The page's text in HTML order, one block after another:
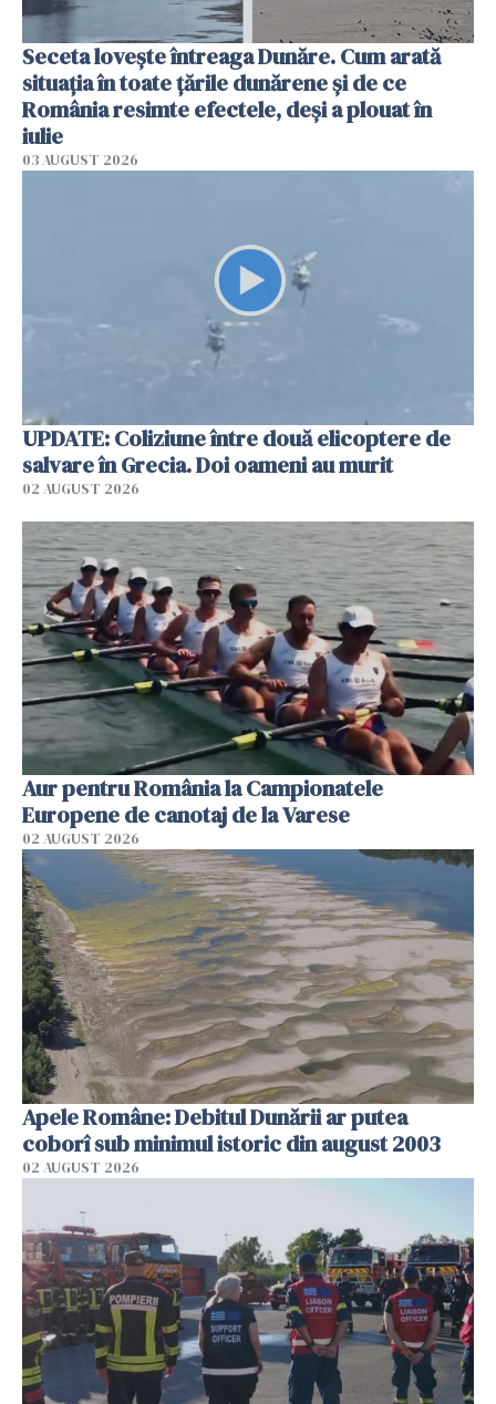
Seceta lovește întreaga Dunăre. Cum arată
situația în toate țările dunărene și de ce
România resimte efectele, deși a plouat în
iulie
03 AUGUST 2026
UPDATE: Coliziune între două elicoptere de
salvare în Grecia. Doi oameni au murit
02 AUGUST 2026
Aur pentru România la Campionatele
Europene de canotaj de la Varese
02 AUGUST 2026
Apele Române: Debitul Dunării ar putea
coborî sub minimul istoric din august 2003
02 AUGUST 2026